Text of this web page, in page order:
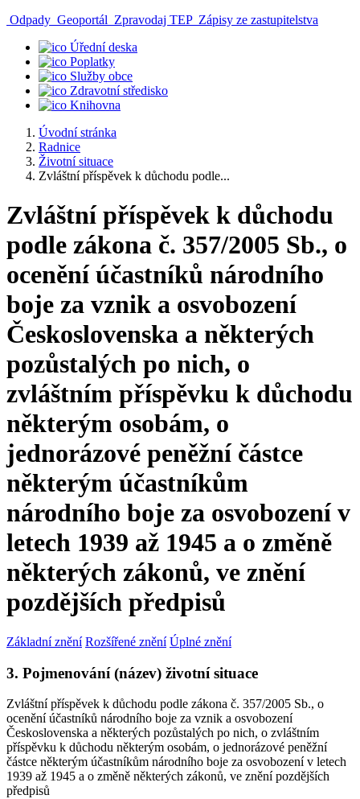
Odpady Geoportál Zpravodaj TEP Zápisy ze zastupitelstva
Úřední deska
Poplatky
Služby obce
Zdravotní středisko
Knihovna
Úvodní stránka
Radnice
Životní situace
Zvláštní příspěvek k důchodu podle...
Zvláštní příspěvek k důchodu
podle zákona č. 357/2005 Sb., o
ocenění účastníků národního
boje za vznik a osvobození
Československa a některých
pozůstalých po nich, o
zvláštním příspěvku k důchodu
některým osobám, o
jednorázové peněžní částce
některým účastníkům
národního boje za osvobození v
letech 1939 až 1945 a o změně
některých zákonů, ve znění
pozdějších předpisů
Základní znění Rozšířené znění Úplné znění
3. Pojmenování (název) životní situace
Zvláštní příspěvek k důchodu podle zákona č. 357/2005 Sb., o
ocenění účastníků národního boje za vznik a osvobození
Československa a některých pozůstalých po nich, o zvláštním
příspěvku k důchodu některým osobám, o jednorázové peněžní
částce některým účastníkům národního boje za osvobození v letech
1939 až 1945 a o změně některých zákonů, ve znění pozdějších
předpisů